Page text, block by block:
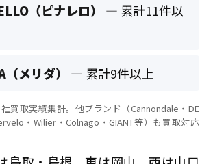
（ピナレロ）
— 累計11件以
メリダ） — 累計9件以上
買取実績集計。他ブランド（Cannondale・DE
・Wilier・Colnago・GIANT等）も買取対応